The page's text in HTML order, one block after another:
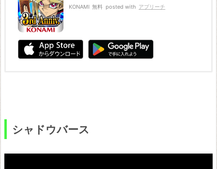
KONAMI 無料 posted with アプリーチ
シャドウバース